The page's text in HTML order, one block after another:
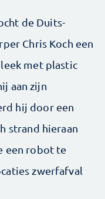
de Duits-
Chris Koch een
met plastic
aan zijn
hij door een
strand hieraan
een robot te
zwerfafval